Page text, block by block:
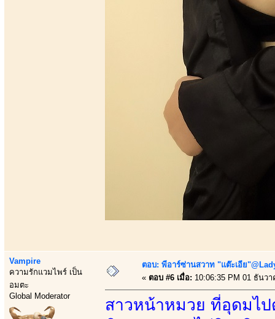
Vampire
ความรักแวมไพร์ เป็น
อมตะ
Global Moderator
ตอบ: พีอาร์ซ่านสวาท "แต๊ะเอีย
« ตอบ #6 เมื่อ: 10:06:35 PM 01 ธันว
สาวหน้าหมวย ที่อุดมไ